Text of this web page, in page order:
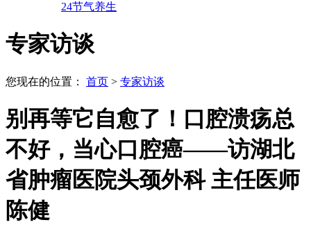
24节气养生
专家访谈
您现在的位置： 首页 > 专家访谈
别再等它自愈了！口腔溃疡总
不好，当心口腔癌——访湖北
省肿瘤医院头颈外科 主任医师
陈健